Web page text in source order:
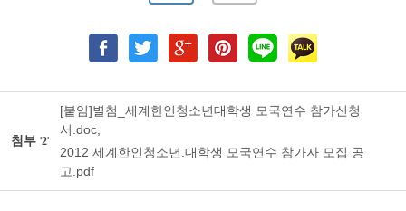
첨부 '2'
[붙임]별첨_세계한인청소년대학생 모국연수 참가신청
서.doc
2012 세계한인청소년.대학생 모국연수 참가자 모집 공
고.pdf